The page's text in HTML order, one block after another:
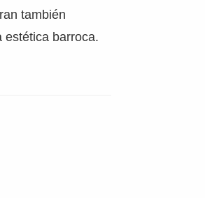
también
estética barroca.